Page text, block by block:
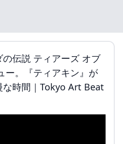
アキン
アキン 祠
ン 武器
伝説 ティアーズ オブ
ー。『ティアキン』が
な時間｜Tokyo Art Beat